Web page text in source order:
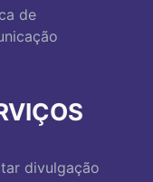
de
divulgação